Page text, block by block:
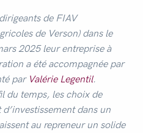
de FIAV
de Verson) dans le
2025 leur entreprise à
a été accompagnée par
par Valérie Legentil.
du temps, les choix de
dans un
au repreneur un solide